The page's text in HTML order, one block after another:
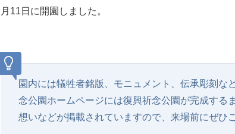
月11日に開園しました。
園内には犠牲者銘版、モニュメント、伝承彫刻な
念公園ホームページには復興祈念公園が完成する
想いなどが掲載されていますので、来場前にぜひ